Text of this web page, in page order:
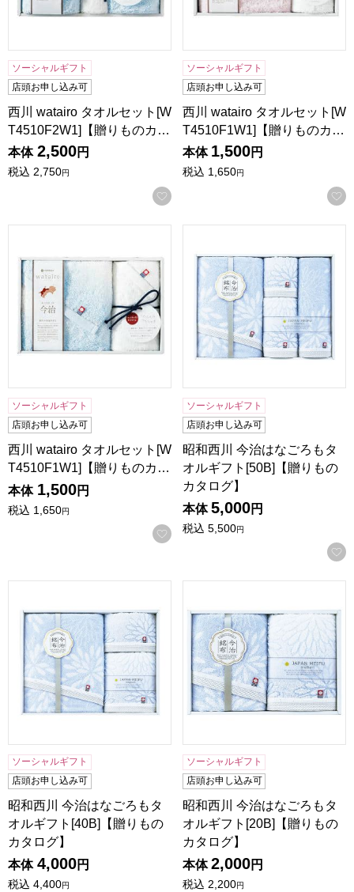
ソーシャルギフト
店頭お申し込み可
西川 watairo タオルセット[W
T4510F2W1]【贈りものカ…
本体 2,500円
税込 2,750円
お気に入りに登録する
ソーシャルギフト
店頭お申し込み可
西川 watairo タオルセット[W
T4510F1W1]【贈りものカ…
本体 1,500円
税込 1,650円
ソーシャルギフト
店頭お申し込み可
西川 watairo タオルセット[W
T4510F1W1]【贈りものカ…
本体 1,500円
税込 1,650円
お気に入りに登録する
ソーシャルギフト
店頭お申し込み可
昭和西川 今治はなごろもタ
オルギフト[50B]【贈りもの
カタログ】
本体 5,000円
税込 5,500円
ソーシャルギフト
店頭お申し込み可
昭和西川 今治はなごろもタ
オルギフト[40B]【贈りもの
カタログ】
本体 4,000円
税込 4,400円
ソーシャルギフト
店頭お申し込み可
昭和西川 今治はなごろもタ
オルギフト[20B]【贈りもの
カタログ】
本体 2,000円
税込 2,200円